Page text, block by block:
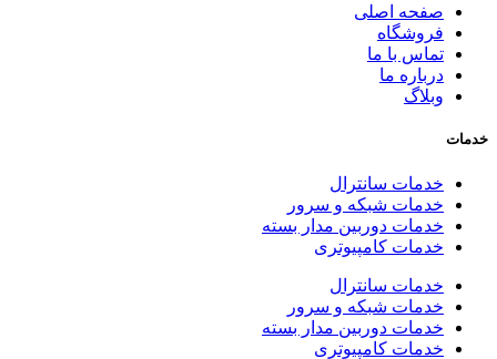
صفحه اصلی
فروشگاه
تماس با ما
درباره ما
وبلاگ
خدمات
خدمات سانترال
خدمات شبکه و سرور
خدمات دوربین مدار بسته
خدمات کامپیوتری
خدمات سانترال
خدمات شبکه و سرور
خدمات دوربین مدار بسته
خدمات کامپیوتری